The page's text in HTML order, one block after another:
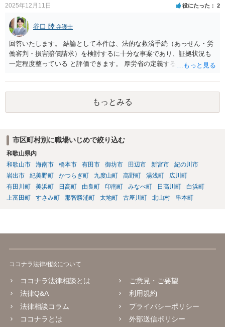
2025年12月11日 役にたった 2
谷口 陸 弁護士
回答いたします。 結論として本件は、法的な救済手続（あっせん・労
働審判・損害賠償請求）を検討するに十分な事案であり、証拠状況も
一定程度整っている と評価できます。 厚労省の定義するパワーハラス
者に精神的・身体的苦痛を与える行為とされています。 あなたのケー
スでは、次のように各要件を満たす可能性が高いです。 上記①は問題
ないとして、②③について、あなたの記載内容には、典型的なハラス
メントが多数含まれています。 意図的な無視・孤立化、業務情報の共
離、業務負荷の偏った配分、新人教育からの不当排除、公共の場での
悪口・人格否定発言、早退理由の改ざん（評価操作）いずれも 業務上
必要性が認められず、違法性は強い と評価できます。 職場全体から孤
立し、誹謗中傷が常態化している状況は、明確に精神的苦痛を伴うも
のであり、労働局あっせん・労働審判の典型的認容パターンに該当し
ます。 また、会社は、社員・アルバイトを問わず「労働者の安全・健
康に配慮する義務」（安全配慮義務）を負います。本件では以下の事
ンス窓口が「当事者間で解決を」として事実上不受理 ・上位上司への
断される蓋然性が高い。 これは 労働審判や民事訴訟における損害賠償
し、労働局の「個別労働紛争あっせん」申請や労働審判を検討される
とよいかと思います。
もっとみる
市区町村別に職場いじめで絞り込む
和歌山県内
和歌山市
海南市 橋本市 有田市 御坊市 田辺市 新宮市
紀の川市
岩出市
紀美野町 かつらぎ町 九度山町 高野町 湯浅町
広川町
有田川町
美浜町 日高町 由良町 印南町 みなべ町 日高川町
白浜町
上富田町
すさみ町 那智勝浦町 太地町 古座川町 北山村 串本町
ココナラ法律相談について
ココナラ法律相談とは
法律Q&A
法律相談コラム
ココナラとは
ご意見・ご要望
利用規約
プライバシーポリシー
外部送信ポリシー